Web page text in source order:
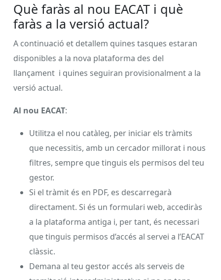
Què faràs al nou EACAT i què
faràs a la versió actual?
A continuació et detallem quines tasques estaran
disponibles a la nova plataforma des del
llançament i quines seguiran provisionalment a la
versió actual.
Al nou EACAT:
Utilitza el nou catàleg, per iniciar els tràmits
que necessitis, amb un cercador millorat i nous
filtres, sempre que tinguis els permisos del teu
gestor.
Si el tràmit és en PDF, es descarregarà
directament. Si és un formulari web, accediràs
a la plataforma antiga i, per tant, és necessari
que tinguis permisos d’accés al servei a l’EACAT
clàssic.
Demana al teu gestor accés als serveis de